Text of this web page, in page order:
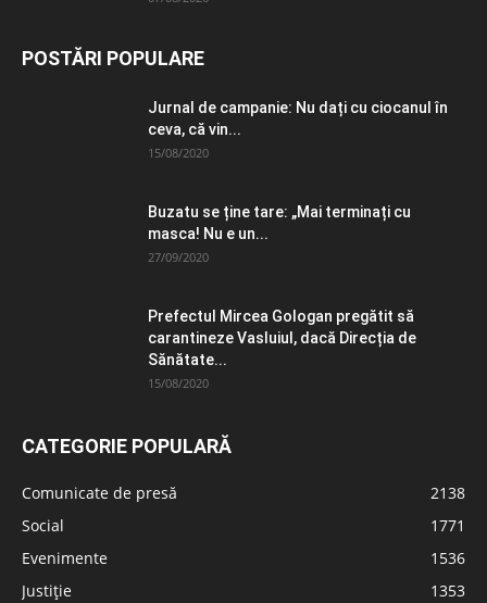
POSTĂRI POPULARE
Jurnal de campanie: Nu dați cu ciocanul în
ceva, că vin...
15/08/2020
Buzatu se ține tare: „Mai terminați cu
masca! Nu e un...
27/09/2020
Prefectul Mircea Gologan pregătit să
carantineze Vasluiul, dacă Direcția de
Sănătate...
15/08/2020
CATEGORIE POPULARĂ
Comunicate de presă
2138
Social
1771
Evenimente
1536
Justiție
1353